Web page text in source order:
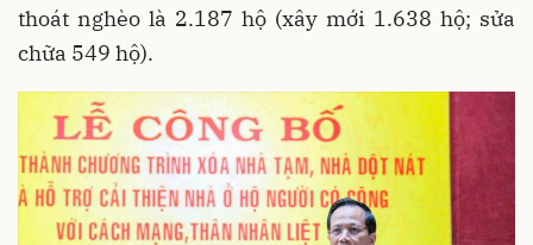
thoát nghèo là 2.187 hộ (xây mới 1.638 hộ; sửa
chữa 549 hộ).